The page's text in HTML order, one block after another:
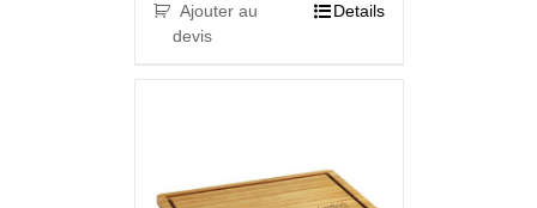
Ajouter au
devis
Details